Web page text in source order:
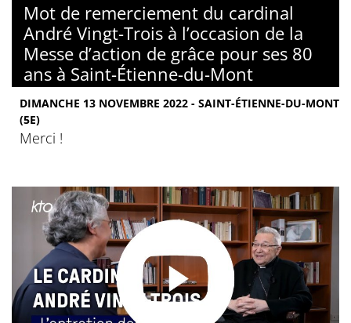
Mot de remerciement du cardinal
André Vingt-Trois à l’occasion de la
Messe d’action de grâce pour ses 80
ans à Saint-Étienne-du-Mont
DIMANCHE 13 NOVEMBRE 2022 - SAINT-ÉTIENNE-DU-MONT
(5E)
Merci !